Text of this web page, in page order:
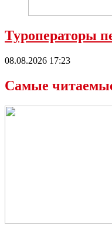
Туроператоры
08.08.2026 17:23
Самые